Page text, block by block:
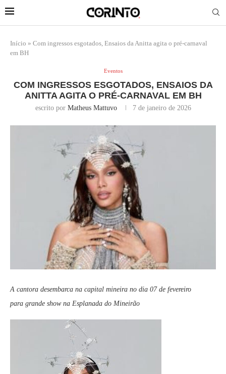
Início » Com ingressos esgotados, Ensaios da Anitta agita o pré-carnaval
em BH
Eventos
COM INGRESSOS ESGOTADOS, ENSAIOS DA
ANITTA AGITA O PRÉ-CARNAVAL EM BH
escrito por Matheus Mattuvo 7 de janeiro de 2026
A cantora desembarca na capital mineira no dia 07 de fevereiro
para grande show na Esplanada do Mineirão